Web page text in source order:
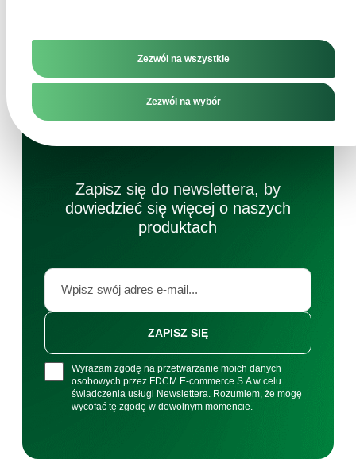
Zezwól na wszystkie
Zezwól na wybór
Zapisz się do newslettera, by
dowiedzieć się więcej o naszych
produktach
Wyrażam zgodę na przetwarzanie moich danych
osobowych przez FDCM E-commerce S.A w celu
świadczenia usługi Newslettera. Rozumiem, że mogę
wycofać tę zgodę w dowolnym momencie.
ZAPISZ SIĘ